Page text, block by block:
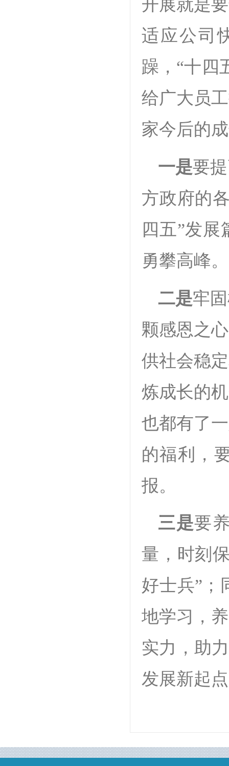
开展就是
适应公司
躁，“十四
给广大员
家今后的
一是要
方政府的
四五”发
勇攀高峰。
二是牢
颗感恩之
供社会稳
炼成长的
也都有了
的福利，
报。
三是要
量，时刻
好士兵”；
地学习，
实力，助
发展新起